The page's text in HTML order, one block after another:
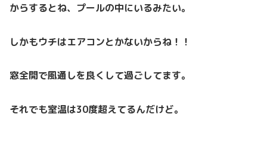
からするとね、プールの中にいるみたい。
しかもウチはエアコンとかないからね！！
窓全開で風通しを良くして過ごしてます。
それでも室温は30度超えてるんだけど。